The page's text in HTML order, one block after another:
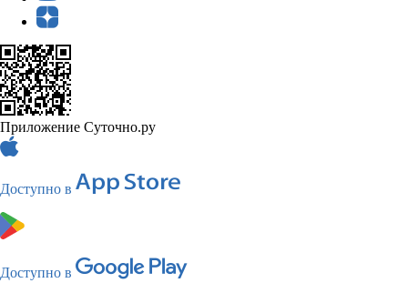
Приложение Суточно.ру
Доступно в
Доступно в